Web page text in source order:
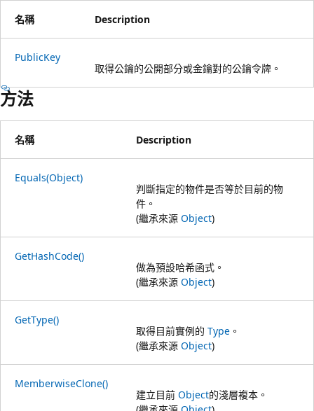
名稱 Description
PublicKey
取得公鑰的公開部分或金鑰對的公鑰令牌。
方法
名稱 Description
Equals(Object)
判斷指定的物件是否等於目前的物
件。
(繼承來源 Object)
GetHashCode()
做為預設哈希函式。
(繼承來源 Object)
GetType()
取得目前實例的 Type 。
(繼承來源 Object)
MemberwiseClone()
建立目前 Object的淺層複本。